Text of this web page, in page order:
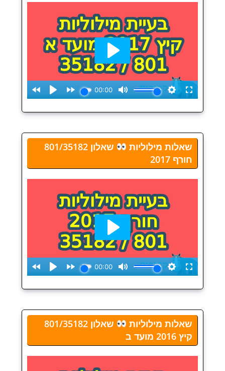
שאלות מילוליות
שאלון 801/35182
חורף 2017
שאלות מילוליות
שאלון 801/35182
קיץ 2016 מועד ב